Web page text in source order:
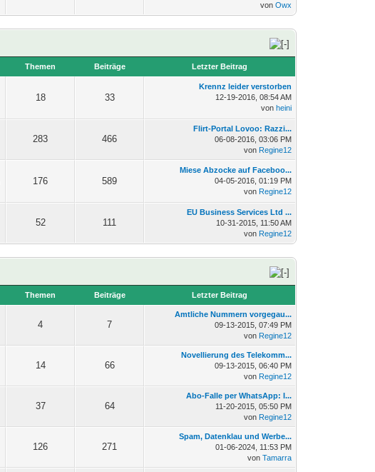
vonOwx
Themen Beiträge Letzter Beitrag
18 33
Krennz leider verstorben
12-19-2016, 08:54 AM
vonheini
283 466
Flirt-Portal Lovoo: Razzi...
06-08-2016, 03:06 PM
von Regine12
176 589
Miese Abzocke auf Faceboo...
04-05-2016, 01:19 PM
von Regine12
52 111
EU Business Services Ltd ...
10-31-2015, 11:50 AM
von Regine12
Themen Beiträge Letzter Beitrag
4 7
Amtliche Nummern vorgegau...
09-13-2015, 07:49 PM
von Regine12
14 66
Novellierung des Telekomm...
09-13-2015, 06:40 PM
von Regine12
37 64
Abo-Falle per WhatsApp: I...
11-20-2015, 05:50 PM
von Regine12
126 271
Spam, Datenklau und Werbe...
01-06-2024, 11:53 PM
vonTamarra